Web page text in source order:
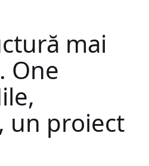
mai
One
un proiect